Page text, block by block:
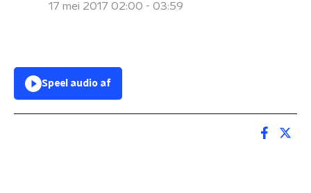
17 mei 2017 02:00 - 03:59
Speel audio af